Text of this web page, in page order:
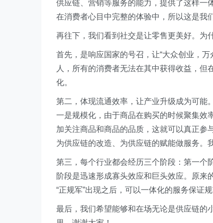
供应链、营销等服务的能力，提供了这样一
在消费者心目中完整的体验中，所以这是我
再往下，我们看到社交是让零售更美好。为
首先，是响应国家的号召，让“大众创业，
人，所有的消费者无法在其中获得收益，
化。
第二，体现流通效率，让产业升级成为可能
一是规模化，由于商品在购买的时候聚集效
加关注商品和商品的品质，这就可以真正参
为供应链的改造、为供应链的赋能做服务。
第三，每个行业都会经历三个阶段：第一个
阶段是迅速形成寡头效应和巨头效应。原来
“正规军”出现之后，可以一体化的服务保证
最后，我们希望能够和在场无论是供应链的